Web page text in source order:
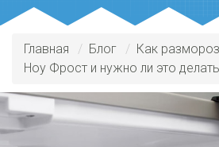
Главная Блог
Как
Ноу Фрост и нужно ли это